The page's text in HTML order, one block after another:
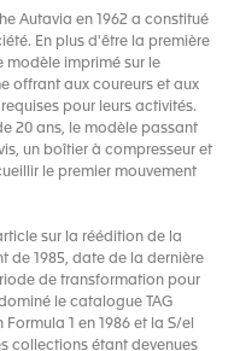
Autavia en 1962 a constitué
En plus d'être la première
modèle imprimé sur le
offrant aux coureurs et aux
pour leurs activités.
20 ans, le modèle passant
un boîtier à compresseur et
le premier mouvement
sur la réédition de la
de 1985, date de la dernière
de transformation pour
le catalogue TAG
1 en 1986 et la S/el
collections étant devenues